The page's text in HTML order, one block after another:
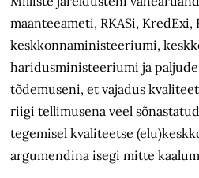
maanteeameti, RKASi, KredExi,
keskkonnaministeeriumi,
haridusministeeriumi ja
tõdemuseni, et vajadus
riigi tellimusena veel
tegemisel kvaliteetse
argumendina isegi mitte